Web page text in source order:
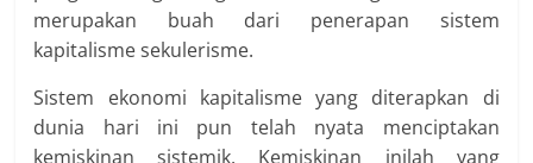
merupakan buah dari penerapan sistem
kapitalisme sekulerisme.
Sistem ekonomi kapitalisme yang diterapkan di
dunia hari ini pun telah nyata menciptakan
kemiskinan sistemik. Kemiskinan inilah yang